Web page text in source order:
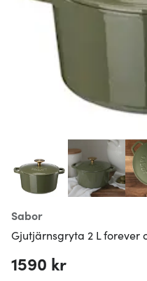
Sabor
Gjutjärnsgryta 2 L forever
1590 kr